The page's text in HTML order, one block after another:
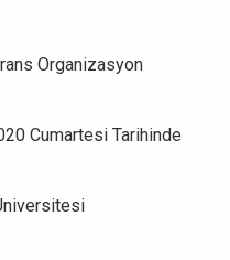
Organizasyon
Tarihinde